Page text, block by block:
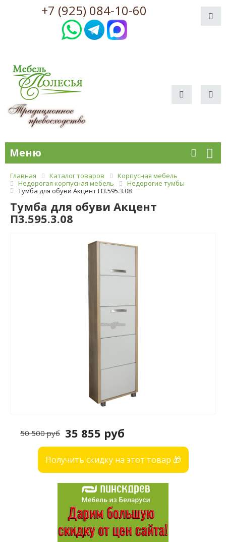
+7 (925) 084-10-60
Меню
Главная Каталог товаров
Корпусная мебель
Недорогая корпусная мебель
Недорогие тумбы
Тумба для обуви Акцент П3.595.3.08
Тумба для обуви Акцент
П3.595.3.08
35 855 руб
50 500 руб
Получить скидку на этот товар 🎁